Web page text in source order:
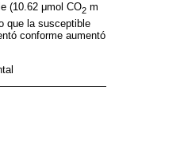
(10.62 μmol CO2 m
que la susceptible
conforme aumentó